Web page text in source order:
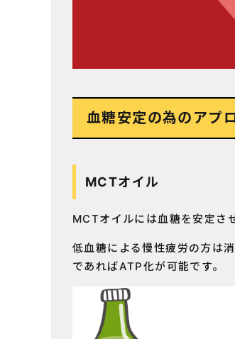
血糖安定の為のアプ
MCTオイル
MCTオイルには血糖を安定さ
低血糖による慢性疲労の方は
であればATP化が可能です。